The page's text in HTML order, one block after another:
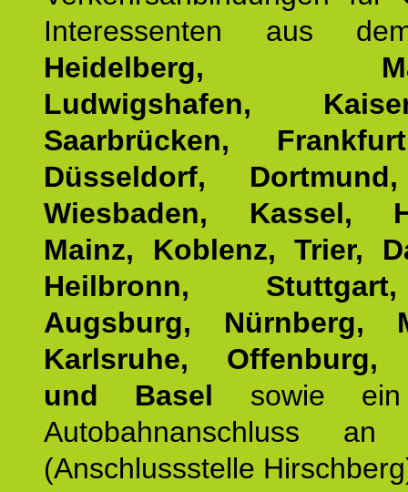
Interessenten aus
Heidelberg,
Ludwigshafen,
Saarbrücken,
Düsseldorf,
Wiesbaden, Kassel,
Mainz, Koblenz, Trier,
Heilbronn,
Augsburg, Nürnberg,
Karlsruhe, Offenburg,
und Basel sowie ein
Autobahnanschluss
(Anschlussstelle